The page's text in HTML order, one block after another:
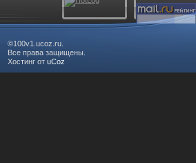
©100v1.ucoz.ru.
Все права защищены.
Хостинг от uCoz